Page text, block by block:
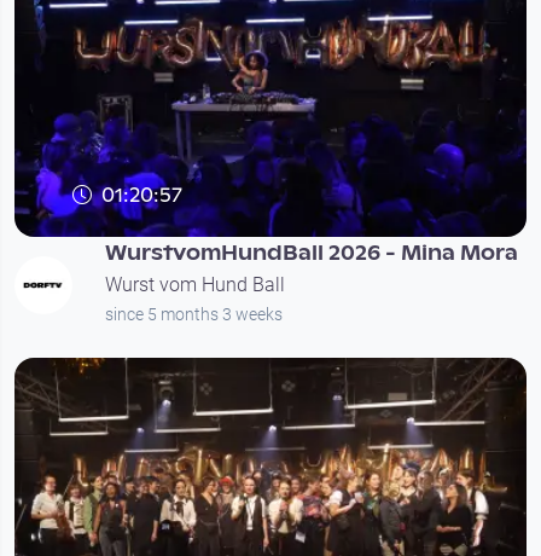
01:20:57
Ein Abend für Vielfalt, Kultur & Solidarität
WurstvomHundBall 2026 - Mina Mora
Wurst vom Hund Ball
since 5 months 3 weeks